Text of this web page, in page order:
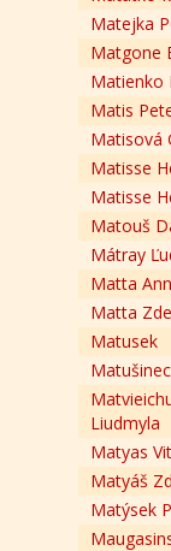
Matejka
Matgone
Matienko
Matis
Matisová
Matisse
Matisse
Matouš
Mátray
Matta
Matta
Matusek
Liudmyla
Matyas
Matyáš
Matýsek